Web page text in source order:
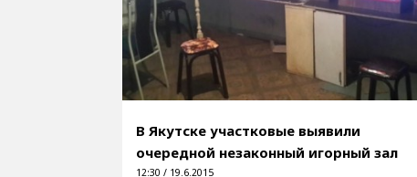
В Якутске участковые выявили
очередной незаконный игорный зал
12:30 / 19.6.2015